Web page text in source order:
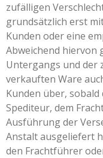
zufälligen
grundsätzlich erst
Kunden oder eine
Abweichend hiervon
Untergangs und der
verkauften Ware
Kunden über, sobald
Spediteur, dem
Ausführung der
Anstalt ausgeliefert
den Frachtführer